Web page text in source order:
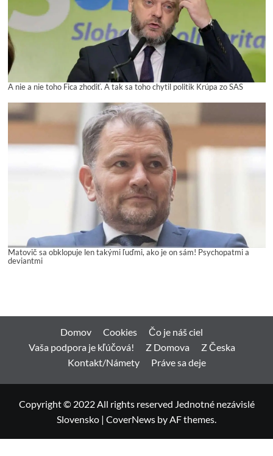
A nie a nie toho Fica zhodiť. A tak sa toho chytil politik Krúpa zo SAS
Matovič sa obklopuje len takými ľuďmi, ako je on sám! Psychopatmi a
deviantmi
Domov Cookies
Čo je náš ciel
Vaša podpora je kľúčová!
Z Domova
Z Česka
Kontakt/Námety
Práve sa deje
Copyright © 2022 All rights reserved Jednotné nezávislé
Slovensko | CoverNews by AF themes.